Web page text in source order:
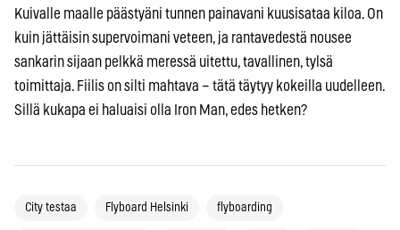
Kuivalle maalle päästyäni tunnen painavani kuusisataa kiloa. On
kuin jättäisin supervoimani veteen, ja rantavedestä nousee
sankarin sijaan pelkkä meressä uitettu, tavallinen, tylsä
toimittaja. Fiilis on silti mahtava – tätä täytyy kokeilla uudelleen.
Sillä kukapa ei haluaisi olla Iron Man, edes hetken?
City testaa Flyboard Helsinki flyboarding